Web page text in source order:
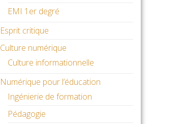
EMI 1er degré
Esprit critique
Culture numérique
Culture informationnelle
Numérique pour l’éducation
Ingénierie de formation
Pédagogie